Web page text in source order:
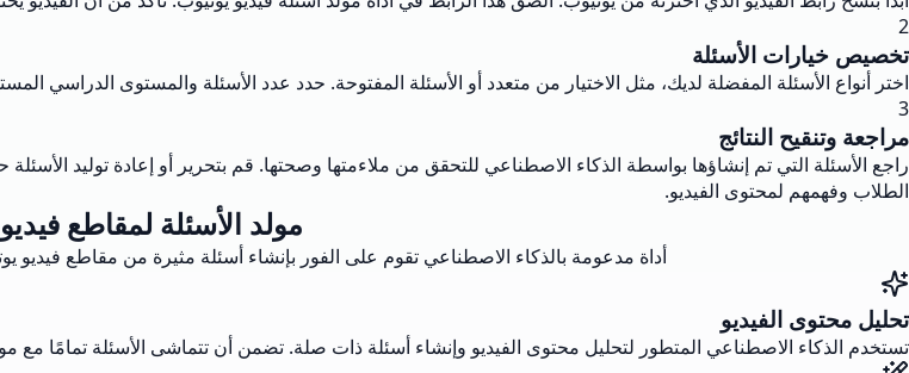
2
تخصيص خيارات الأسئلة
اختر أنواع الأسئلة المفضلة لديك، مثل الاختيار من متعدد أو الأسئلة المفتوحة. حدد عدد الأسئلة والمستوى
3
مراجعة وتنقيح النتائج
راجع الأسئلة التي تم إنشاؤها بواسطة الذكاء الاصطناعي للتحقق من ملاءمتها وصحتها. قم بتحرير أو إعادة توليد
الطلاب وفهمهم لمحتوى الفيديو.
مولد الأسئلة لمقاطع
أداة مدعومة بالذكاء الاصطناعي تقوم على الفور بإنشاء أسئلة مثيرة من مقاطع فيديو
تحليل محتوى الفيديو
تستخدم الذكاء الاصطناعي المتطور لتحليل محتوى الفيديو وإنشاء أسئلة ذات صلة. تضمن أن تتماشى الأسئلة تمامًا مع